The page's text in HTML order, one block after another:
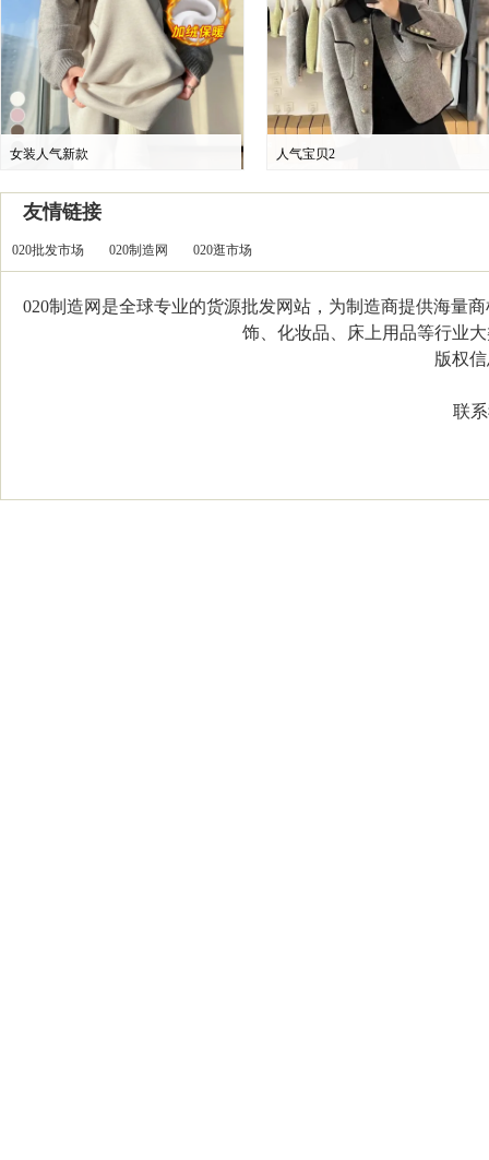
女装人气新款 人气宝贝2
友情链接
020批发市场 020制造网 020逛市场
020制造网是全球专业的货源批发网站，为制造商提供海量
饰、化妆品、床上用品等行业
版权信
联